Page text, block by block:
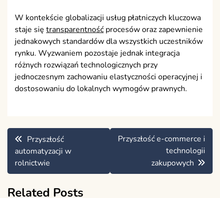
W kontekście globalizacji usług płatniczych kluczowa
staje się transparentność procesów oraz zapewnienie
jednakowych standardów dla wszystkich uczestników
rynku. Wyzwaniem pozostaje jednak integracja
różnych rozwiązań technologicznych przy
jednoczesnym zachowaniu elastyczności operacyjnej i
dostosowaniu do lokalnych wymogów prawnych.
Nawigacja
wpisu
Przyszłość
automatyzacji w
rolnictwie
Przyszłość e-commerce i
technologii
zakupowych
Related Posts